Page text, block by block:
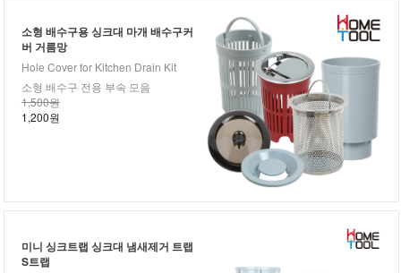
소형 배수구용 싱크대 마개 배수구커
버 거름망
Hole Cover for Kitchen Drain Kit
소형 배수구 전용 부속 모음
1,500원
1,200원
미니 싱크트랩 싱크대 냄새제거 트랩
S트랩